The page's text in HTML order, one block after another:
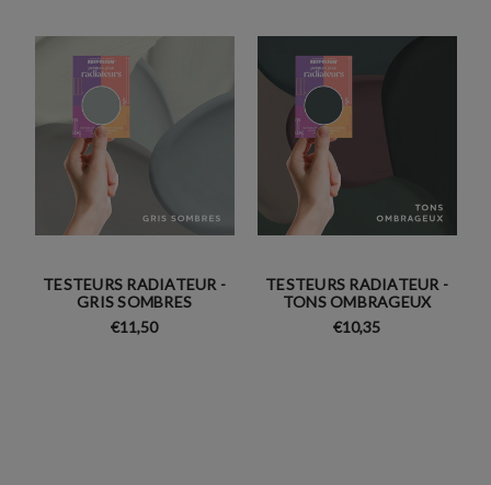
TESTEURS RADIATEUR -
GRIS SOMBRES
€11,50
TESTEURS RADIATEUR -
TONS OMBRAGEUX
€10,35